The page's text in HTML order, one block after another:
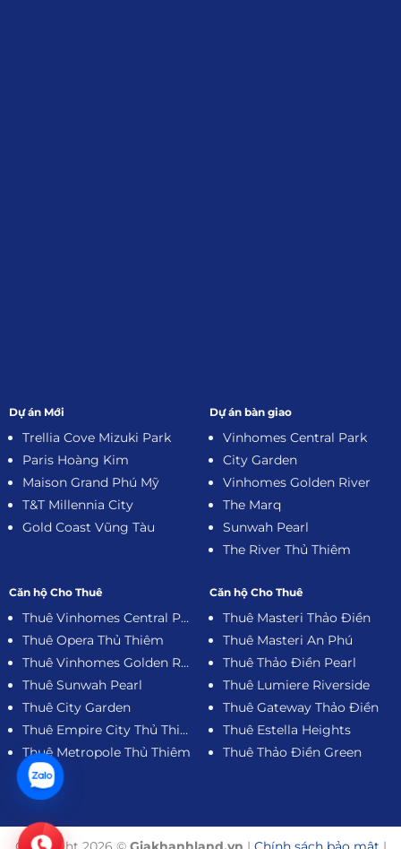
Dự án Mới
Trellia Cove Mizuki Park
Paris Hoàng Kim
Maison Grand Phú Mỹ
T&T Millennia City
Gold Coast Vũng Tàu
Dự án bàn giao
Vinhomes Central Park
City Garden
Vinhomes Golden River
The Marq
Sunwah Pearl
The River Thủ Thiêm
Căn hộ Cho Thuê
Thuê Vinhomes Central Park
Thuê Opera Thủ Thiêm
Thuê Vinhomes Golden River
Thuê Sunwah Pearl
Thuê City Garden
Thuê Empire City Thủ Thiêm
Thuê Metropole Thủ Thiêm
Căn hộ Cho Thuê
Thuê Masteri Thảo Điền
Thuê Masteri An Phú
Thuê Thảo Điền Pearl
Thuê Lumiere Riverside
Thuê Gateway Thảo Điền
Thuê Estella Heights
Thuê Thảo Điền Green